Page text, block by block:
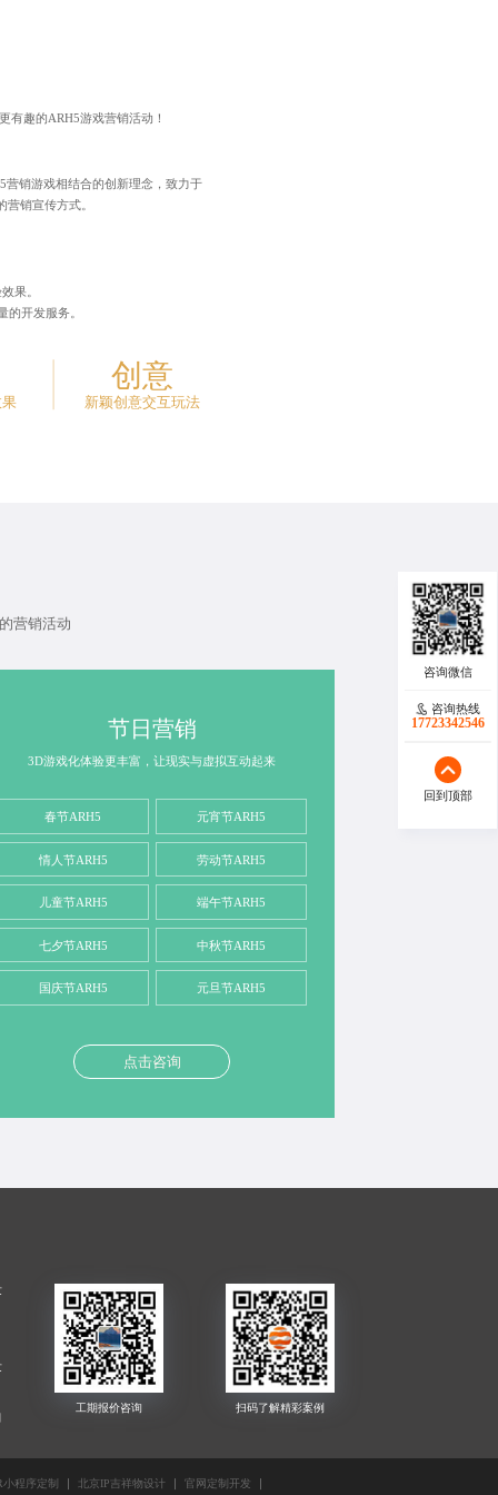
有趣的ARH5游戏营销活动！
营销游戏相结合的创新理念，致力于
销宣传方式。
果。
的开发服务。
创意
新颖创意交互玩法
营销活动
节日营销
3D游戏化体验更丰富，让现实与虚拟互动起来
春节ARH5 元宵节ARH5
情人节ARH5 劳动节ARH5
儿童节ARH5 端午节ARH5
七夕节ARH5 中秋节ARH5
国庆节ARH5 元旦节ARH5
点击咨询
咨询热线
17723342546
回到顶部
小程序定制 北京IP吉祥物设计 官网定制开发